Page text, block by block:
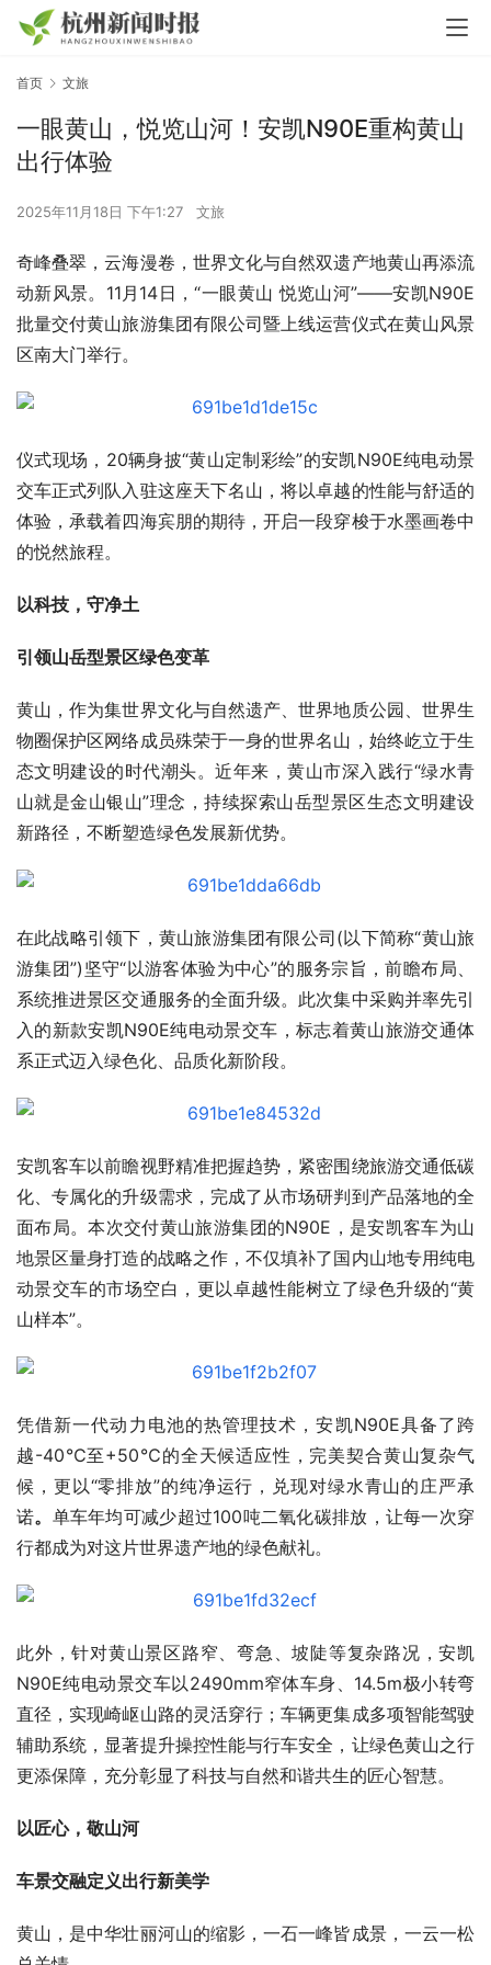
首页 文旅
一眼黄山，悦览山河！安凯N90E重构黄山
出行体验
2025年11月18日 下午1:27 文旅
奇峰叠翠，云海漫卷，世界文化与自然双遗产地黄山再添流
动新风景。11月14日，“一眼黄山 悦览山河”——安凯N90E
批量交付黄山旅游集团有限公司暨上线运营仪式在黄山风景
区南大门举行。
仪式现场，20辆身披“黄山定制彩绘”的安凯N90E纯电动景
交车正式列队入驻这座天下名山，将以卓越的性能与舒适的
体验，承载着四海宾朋的期待，开启一段穿梭于水墨画卷中
的悦然旅程。
以科技，守净土
引领山岳型景区绿色变革
黄山，作为集世界文化与自然遗产、世界地质公园、世界生
物圈保护区网络成员殊荣于一身的世界名山，始终屹立于生
态文明建设的时代潮头。近年来，黄山市深入践行“绿水青
山就是金山银山”理念，持续探索山岳型景区生态文明建设
新路径，不断塑造绿色发展新优势。
在此战略引领下，黄山旅游集团有限公司(以下简称“黄山旅
游集团”)坚守“以游客体验为中心”的服务宗旨，前瞻布局、
系统推进景区交通服务的全面升级。此次集中采购并率先引
入的新款安凯N90E纯电动景交车，标志着黄山旅游交通体
系正式迈入绿色化、品质化新阶段。
安凯客车以前瞻视野精准把握趋势，紧密围绕旅游交通低碳
化、专属化的升级需求，完成了从市场研判到产品落地的全
面布局。本次交付黄山旅游集团的N90E，是安凯客车为山
地景区量身打造的战略之作，不仅填补了国内山地专用纯电
动景交车的市场空白，更以卓越性能树立了绿色升级的“黄
山样本”。
凭借新一代动力电池的热管理技术，安凯N90E具备了跨
越-40℃至+50℃的全天候适应性，完美契合黄山复杂气
候，更以“零排放”的纯净运行，兑现对绿水青山的庄严承
诺。 单车年均可减少超过100吨二氧化碳排放，让每一次穿
行都成为对这片世界遗产地的绿色献礼。
此外，针对黄山景区路窄、弯急、坡陡等复杂路况，安凯
N90E纯电动景交车以2490mm窄体车身、14.5m极小转弯
直径，实现崎岖山路的灵活穿行；车辆更集成多项智能驾驶
辅助系统，显著提升操控性能与行车安全，让绿色黄山之行
更添保障，充分彰显了科技与自然和谐共生的匠心智慧。
以匠心，敬山河
车景交融定义出行新美学
黄山，是中华壮丽河山的缩影，一石一峰皆成景，一云一松